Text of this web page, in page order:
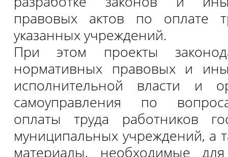
правовых актов по оплате
указанных учреждений.
При этом проекты
нормативных правовых и
исполнительной власти и
самоуправления по
оплаты труда работников
муниципальных учреждений, а
материалы, необходимые